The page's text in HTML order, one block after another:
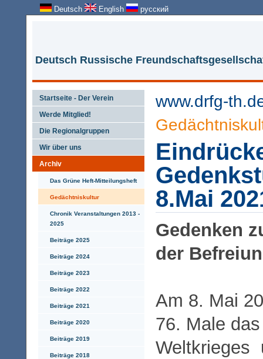
Deutsch English русский
Deutsch Russische
Startseite - Der Verein
Werde Mitglied!
Die Regionalgruppen
Wir über uns
Archiv
Das Grüne Heft-Mitteilungsheft
Gedächtniskultur
Chronik Veranstaltungen 2013 -
2025
Beiträge 2025
Beiträge 2024
Beiträge 2023
Beiträge 2022
Beiträge 2021
Beiträge 2020
Beiträge 2019
Beiträge 2018
www.drfg-
8.Mai
Gedenken
der
Am 8. Mai
76. Male
Weltkrieges